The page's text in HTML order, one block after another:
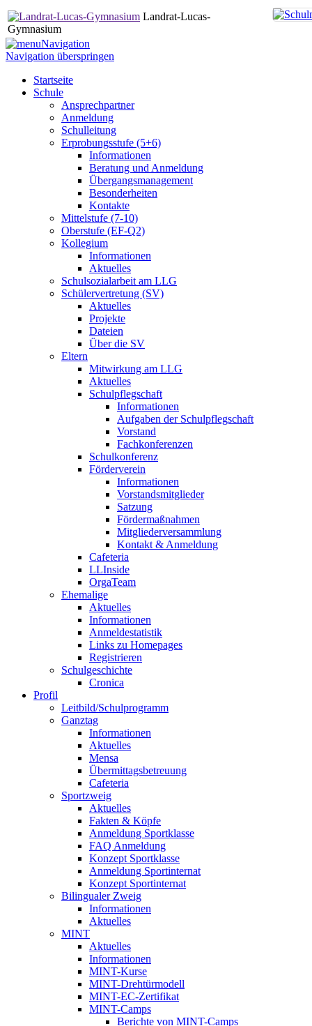
Landrat-Lucas-
Gymnasium
Navigation
Navigation überspringen
Startseite
Schule
Ansprechpartner
Anmeldung
Schulleitung
Erprobungsstufe (5+6)
Informationen
Beratung und Anmeldung
Übergangsmanagement
Besonderheiten
Kontakte
Mittelstufe (7-10)
Oberstufe (EF-Q2)
Kollegium
Informationen
Aktuelles
Schulsozialarbeit am LLG
Schülervertretung (SV)
Aktuelles
Projekte
Dateien
Über die SV
Eltern
Mitwirkung am LLG
Aktuelles
Schulpflegschaft
Informationen
Aufgaben der Schulpflegschaft
Vorstand
Fachkonferenzen
Schulkonferenz
Förderverein
Informationen
Vorstandsmitglieder
Satzung
Fördermaßnahmen
Mitgliederversammlung
Kontakt & Anmeldung
Cafeteria
LLInside
OrgaTeam
Ehemalige
Aktuelles
Informationen
Anmeldestatistik
Links zu Homepages
Registrieren
Schulgeschichte
Cronica
Profil
Leitbild/Schulprogramm
Ganztag
Informationen
Aktuelles
Mensa
Übermittagsbetreuung
Cafeteria
Sportzweig
Aktuelles
Fakten & Köpfe
Anmeldung Sportklasse
FAQ Anmeldung
Konzept Sportklasse
Anmeldung Sportinternat
Konzept Sportinternat
Bilingualer Zweig
Informationen
Aktuelles
MINT
Aktuelles
Informationen
MINT-Kurse
MINT-Drehtürmodell
MINT-EC-Zertifikat
MINT-Camps
Berichte von MINT-Camps